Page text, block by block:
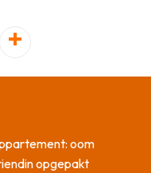
oom
opgepakt